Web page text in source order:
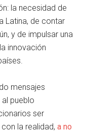
la necesidad de
Latina, de contar
y de impulsar una
innovación
mensajes
pueblo
ser
la realidad,a no